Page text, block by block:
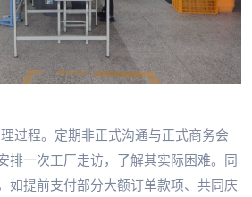
过程。定期非正式沟通与正式商务会
排一次工厂走访，了解其实际困难。同
如提前支付部分大额订单款项、共同庆